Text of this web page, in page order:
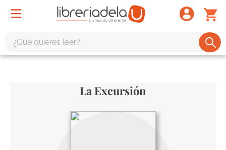
La Excursión
harry potter